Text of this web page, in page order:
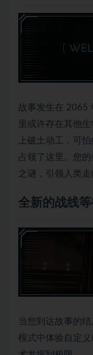
故事发生在 2065
里或许存在其他
上破土动工，可
占领了这里。您
之谜，引领人类走
全新的战线
当您到达故事的
模式中体验自定